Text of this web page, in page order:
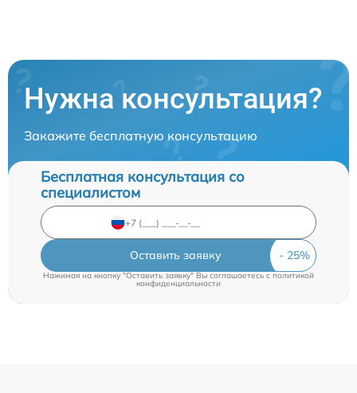
Нужна консультация?
Закажите бесплатную консультацию
Бесплатная консультация со
специалистом
Оставить заявку
Нажимая на кнопку "Оставить заявку" Вы соглашаетесь cполитикой
конфиденциальности